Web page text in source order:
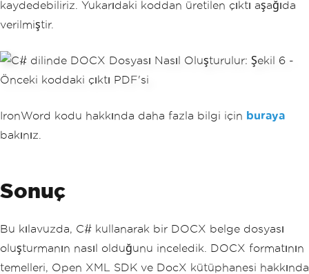
x");
kaydedebiliriz. Yukarıdaki koddan üretilen çıktı aşağıda
verilmiştir.
IronWord kodu hakkında daha fazla bilgi için buraya
bakınız.
Sonuç
Bu kılavuzda, C# kullanarak bir DOCX belge dosyası
oluşturmanın nasıl olduğunu inceledik. DOCX formatının
temelleri, Open XML SDK ve DocX kütüphanesi hakkında